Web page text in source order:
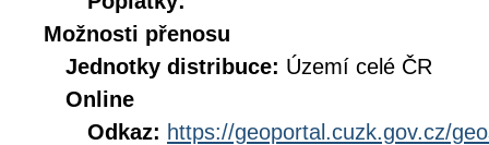
Možnosti přenosu
Jednotky distribuce: Území celé ČR
Online
Odkaz: https://geoportal.cuzk.gov.cz/